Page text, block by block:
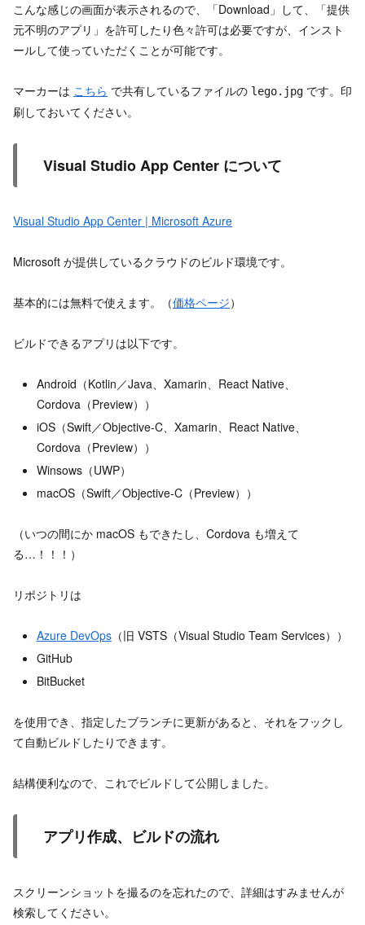
こんな感じの画面が表示されるので、「Download」して、「提供
元不明のアプリ」を許可したり色々許可は必要ですが、インスト
ールして使っていただくことが可能です。
マーカーは こちら で共有しているファイルの lego.jpg です。印
刷しておいてください。
Visual Studio App Center について
Visual Studio App Center | Microsoft Azure
Microsoft が提供しているクラウドのビルド環境です。
基本的には無料で使えます。（価格ページ）
ビルドできるアプリは以下です。
Android（Kotlin／Java、Xamarin、React Native、
Cordova（Preview））
iOS（Swift／Objective-C、Xamarin、React Native、
Cordova（Preview））
Winsows（UWP）
macOS（Swift／Objective-C（Preview））
（いつの間にか macOS もできたし、Cordova も増えて
る…！！！）
リポジトリは
Azure DevOps（旧 VSTS（Visual Studio Team Services））
GitHub
BitBucket
を使用でき、指定したブランチに更新があると、それをフックし
て自動ビルドしたりできます。
結構便利なので、これでビルドして公開しました。
アプリ作成、ビルドの流れ
スクリーンショットを撮るのを忘れたので、詳細はすみませんが
検索してください。